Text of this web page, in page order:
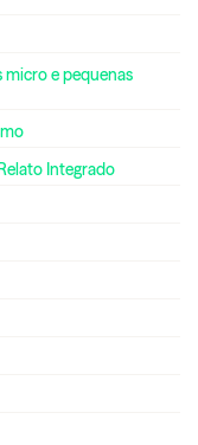
micro e pequenas
Integrado